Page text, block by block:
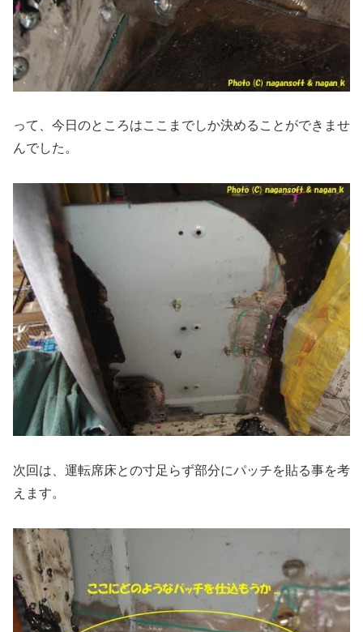
って、今日のところはここまでしか決めることができませ
んでした。
次回は、運転席床との寸足らず部分にパッチを貼る事を考
えます。